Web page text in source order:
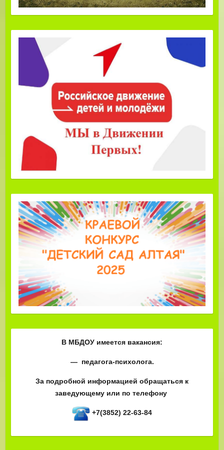
В МБДОУ имеется вакансия:
— педагога-психолога.
За подробной информацией обращаться к
заведующему или по телефону
+7(3852) 22-63-84